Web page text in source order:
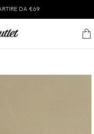
DA €69